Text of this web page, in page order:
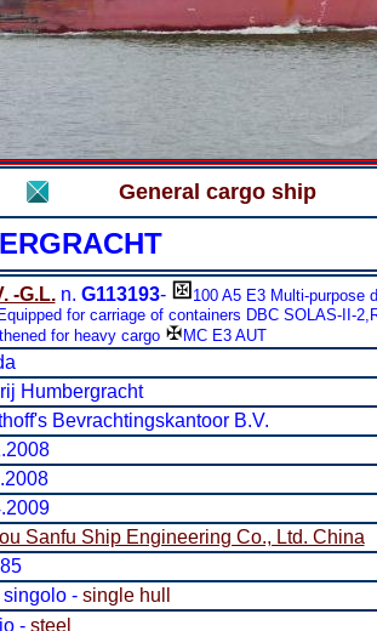
General cargo ship
-G.L.n. G113193-
100 A5 E3 Multi-purpose
for carriage of containers DBC SOLAS-II-
for heavy cargo
MC E3 AUT
Humbergracht
Bevrachtingskantoor B.V.
Sanfu Ship Engineering Co., Ltd. China
singolo - single hull
- steel